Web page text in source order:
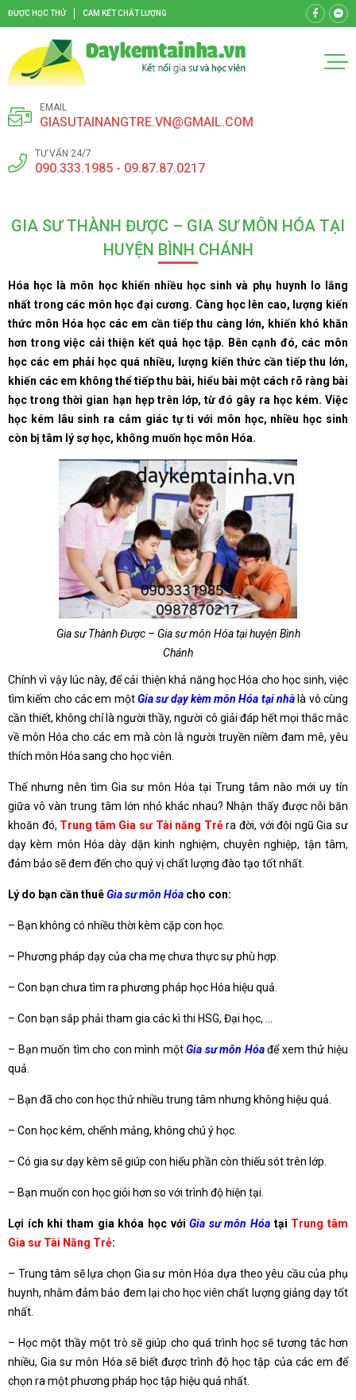
ĐƯỢC HỌC THỬ CAM KẾT CHẤT LƯỢNG
EMAIL
GIASUTAINANGTRE.VN@GMAIL.COM
TƯ VẤN 24/7
090.333.1985 - 09.87.87.0217
GIA SƯ THÀNH ĐƯỢC – GIA SƯ MÔN HÓA TẠI
HUYỆN BÌNH CHÁNH
Hóa học là môn học khiến nhiều học sinh và phụ huynh lo lắng
nhất trong các môn học đại cương. Càng học lên cao, lượng kiến
thức môn Hóa học các em cần tiếp thu càng lớn, khiến khó khăn
hơn trong việc cải thiện kết quả học tập. Bên cạnh đó, các môn
học các em phải học quá nhiều, lượng kiến thức cần tiếp thu lớn,
khiến các em không thể tiếp thu bài, hiểu bài một cách rõ ràng bài
học trong thời gian hạn hẹp trên lớp, từ đó gây ra học kém. Việc
học kém lâu sinh ra cảm giác tự ti với môn học, nhiều học sinh
còn bị tâm lý sợ học, không muốn học môn Hóa.
Gia sư Thành Được – Gia sư môn Hóa tại huyện Bình
Chánh
Chính vì vậy lúc này, để cải thiện khả năng học Hóa cho học sinh, việc
tìm kiếm cho các em mộtGia sư dạy kèm môn Hóa tại nhà là vô cùng
cần thiết, không chỉ là người thầy, người cô giải đáp hết mọi thắc mắc
về môn Hóa cho các em mà còn là người truyền niềm đam mê, yêu
thích môn Hóa sang cho học viên.
Thế nhưng nên tìm Gia sư môn Hóa tại Trung tâm nào mới uy tín
giữa vô vàn trung tâm lớn nhỏ khác nhau? Nhận thấy được nỗi băn
khoăn đó, Trung tâm Gia sư Tài năng Trẻra đời, với đội ngũ Gia sư
dạy kèm môn Hóa dày dặn kinh nghiệm, chuyên nghiệp, tận tâm,
đảm bảo sẽ đem đến cho quý vị chất lượng đào tạo tốt nhất.
Lý do bạn cần thuêGia sư môn Hóa cho con:
– Bạn không có nhiều thời kèm cặp con học.
– Phương pháp dạy của cha mẹ chưa thực sự phù hợp.
– Con bạn chưa tìm ra phương pháp học Hóa hiệu quả.
– Con bạn sắp phải tham gia các kì thi HSG, Đại học, …
– Bạn muốn tìm cho con mình mộtGia sư môn Hóađể xem thử hiệu
quả.
– Bạn đã cho con học thử nhiều trung tâm nhưng không hiệu quả.
– Con học kém, chểnh mảng, không chú ý học.
– Có gia sư dạy kèm sẽ giúp con hiểu phần còn thiếu sót trên lớp.
– Bạn muốn con học giỏi hơn so với trình độ hiện tại.
Lợi ích khi tham gia khóa học vớiGia sư môn Hóa tại Trung tâm
Gia sư Tài Năng Trẻ:
– Trung tâm sẽ lựa chọn Gia sư môn Hóa dựa theo yêu cầu của phụ
huynh, nhằm đảm bảo đem lại cho học viên chất lượng giảng dạy tốt
nhất.
– Học một thầy một trò sẽ giúp cho quá trình học sẽ tương tác hơn
nhiều, Gia sư môn Hóa sẽ biết được trình độ học tập của các em để
chọn ra một phương pháp học tập hiệu quả nhất.